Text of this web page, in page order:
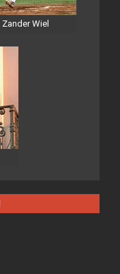
Zander Wiel